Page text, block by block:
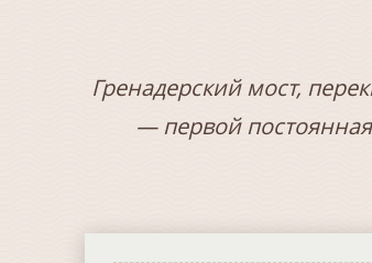
Гренадерский мост,
— первой